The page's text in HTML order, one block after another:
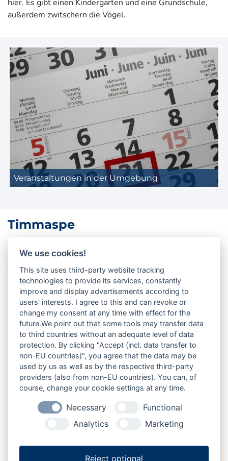
hier. Es gibt einen Kindergarten und eine Grundschule,
außerdem zwitschern die Vögel.
Veranstaltungen in der Umgebung
Timmaspe
Timmaspe liegt im Amt Nortorfer Land im Kreis
Rendsburg-Eckernförde in Schleswig-Holstein und
gehört zur Tourismusregion Mittelholstein. Die
Gemeinde liegt südwestlich von Nortorf und
nordwestlich von Neumünster und bietet eine ländliche
Lage für Ausflüge, Radtouren und Erholung im Herzen
Schleswig-Holsteins.
Büdelsdorf
Bordesholm
Fockbek
Jevenstedt
We use cookies!
This site uses third-party website tracking
technologies to provide its services, constantly
improve and display advertisements according to
users' interests. I agree to this and can revoke or
change my consent at any time with effect for the
future.We point out that some tools may transfer data
to third countries without an adequate level of data
protection. By clicking "Accept (incl. data transfer to
non-EU countries)", you agree that the data may be
used by us as well as by the respective third-party
providers (also from non-EU countries). You can, of
course, change your cookie settings at any time.
Necessary
Functional
Analytics
Marketing
Reject optional